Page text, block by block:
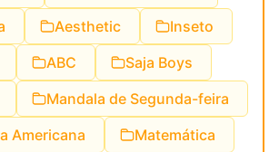
Aesthetic
Inseto
ABC
Saja Boys
Mandala de Segunda-feira
Americana
Matemática